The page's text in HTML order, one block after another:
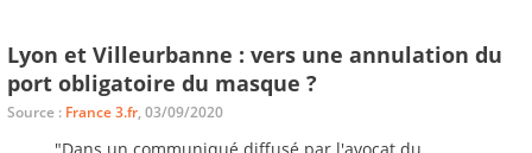
Lyon et Villeurbanne : vers une annulation du
port obligatoire du masque ?
Source : France 3.fr, 03/09/2020